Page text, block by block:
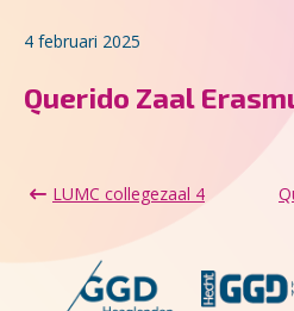
4 februari 2025
Querido Zaal
LUMC collegezaal 4